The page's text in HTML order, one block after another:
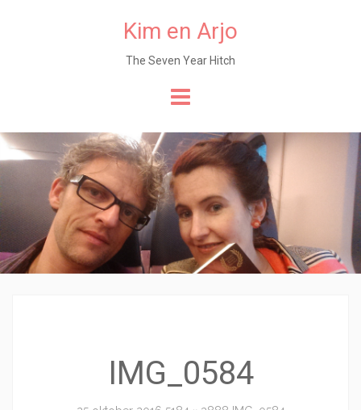
Kim en Arjo
The Seven Year Hitch
de
content
IMG_0584